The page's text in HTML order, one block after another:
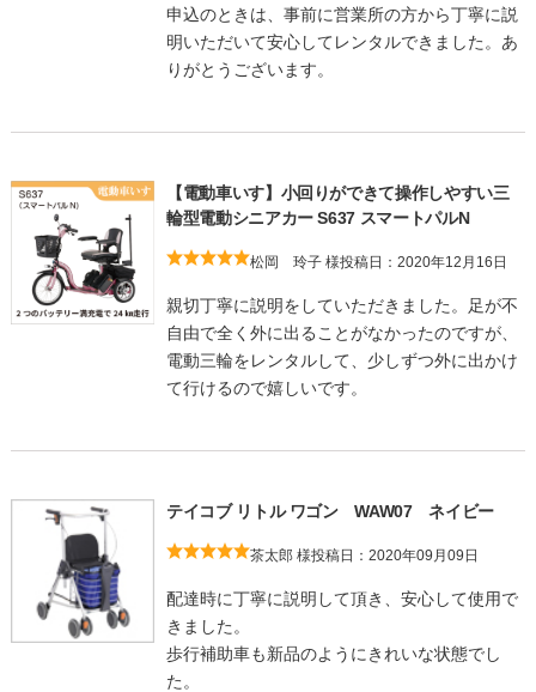
申込のときは、事前に営業所の方から丁寧に説
明いただいて安心してレンタルできました。あ
りがとうございます。
【電動車いす】小回りができて操作しやすい三
輪型電動シニアカー S637 スマートパルN
松岡 玲子 様投稿日：2020年12月16日
親切丁寧に説明をしていただきました。足が不
自由で全く外に出ることがなかったのですが、
電動三輪をレンタルして、少しずつ外に出かけ
て行けるので嬉しいです。
テイコブ リトル ワゴン WAW07 ネイビー
茶太郎 様投稿日：2020年09月09日
配達時に丁寧に説明して頂き、安心して使用で
きました。
歩行補助車も新品のようにきれいな状態でし
た。